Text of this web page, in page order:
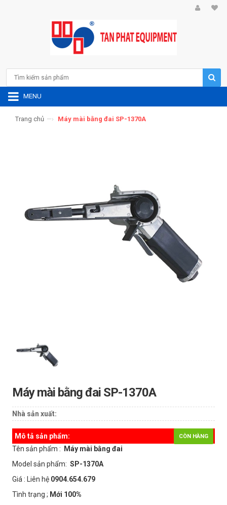
MENU
Trang chủ —› Máy mài bằng đai SP-1370A
Máy mài bằng đai SP-1370A
Nhà sản xuất:
CÒN HÀNG
Mô tả sản phẩm:
Tên sản phẩm :
Máy mài bằng đai
Model sản phẩm: SP-1370A
Giá : Liên hệ 0904.654.679
Tình trạng ; Mới 100%